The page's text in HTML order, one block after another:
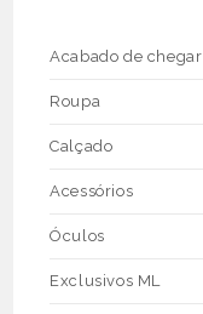
Acabado de chegar
Roupa
Calçado
Acessórios
Óculos
Exclusivos ML